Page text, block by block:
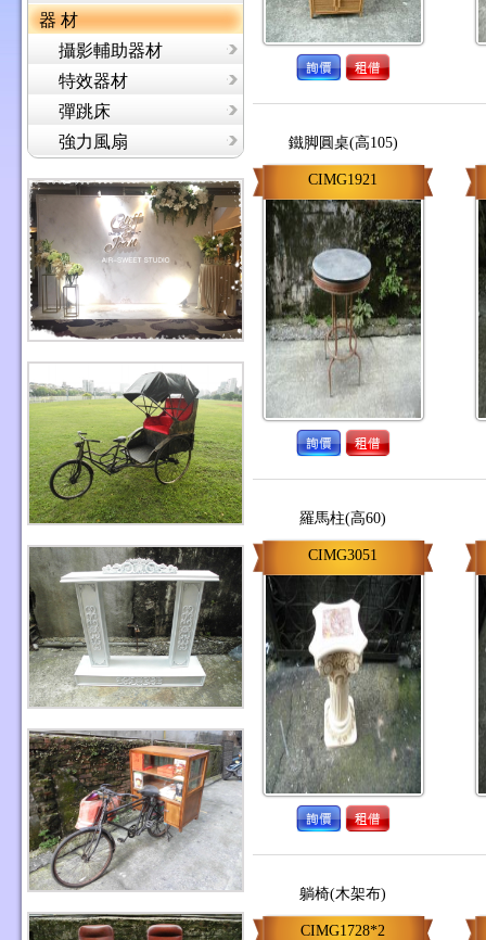
器 材
攝影輔助器材
特效器材
彈跳床
強力風扇
鐵脚圓桌(高105)
CIMG1921
羅馬柱(高60)
CIMG3051
躺椅(木架布)
CIMG1728*2